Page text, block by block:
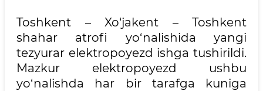
Toshkent – Xo‘jakent – Toshkent
shahar atrofi yo‘nalishida yangi
tezyurar elektropoyezd ishga tushirildi.
Mazkur elektropoyezd ushbu
yo‘nalishda har bir tarafga kuniga